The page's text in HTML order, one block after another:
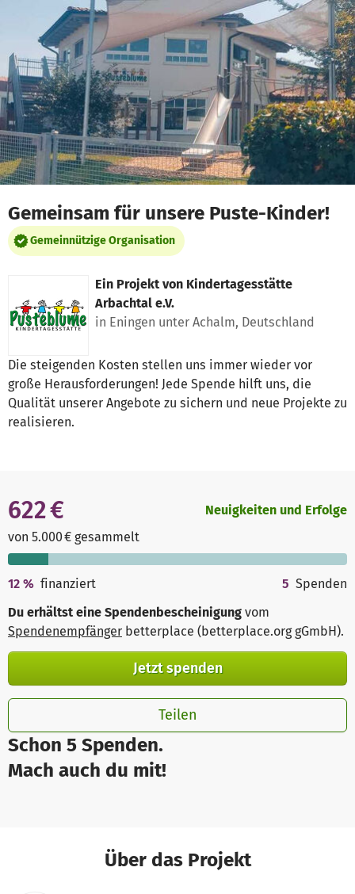
Zum Hauptinhalt springen
Erklärung zur Barrierefreiheit anzeigen
Gemeinsam für unsere Puste-Kinder!
Gemeinnützige Organisation
Ein Projekt von Kindertagesstätte
Arbachtal e.V.
in Eningen unter Achalm, Deutschland
Die steigenden Kosten stellen uns immer wieder vor
große Herausforderungen! Jede Spende hilft uns, die
Qualität unserer Angebote zu sichern und neue Projekte zu
realisieren.
Schon 5 Spenden.
Mach auch du mit!
622 €
von 5.000 € gesammelt
Neuigkeiten und Erfolge
12 % finanziert 5 Spenden
Du erhältst eine Spendenbescheinigung vom
Spendenempfänger betterplace (betterplace.org gGmbH).
Jetzt spenden
Teilen
Über das Projekt